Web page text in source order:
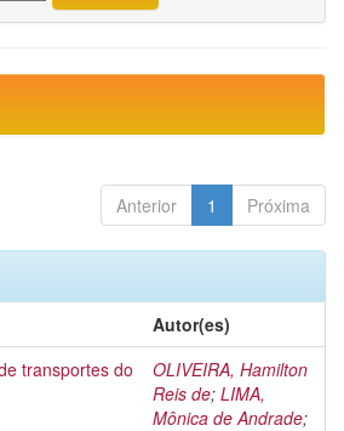
Anterior 1 Próxima
Autor(es)
transportes do
OLIVEIRA, Hamilton
Reis de; LIMA,
Mônica de Andrade;